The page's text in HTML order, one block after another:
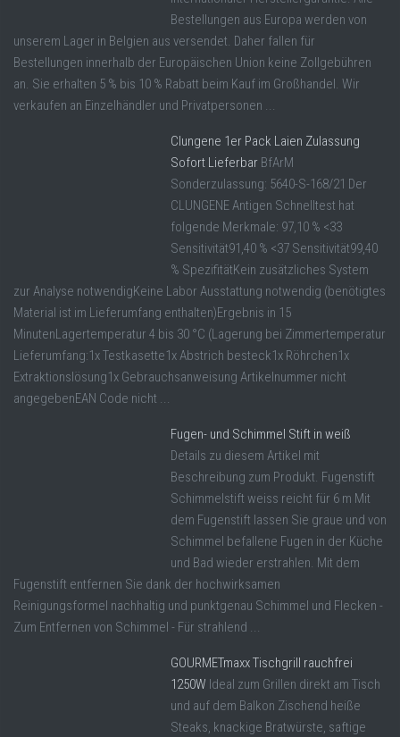
Bestellungen aus Europa werden von
unserem Lager in Belgien aus versendet. Daher fallen für
Bestellungen innerhalb der Europäischen Union keine Zollgebühren
an. Sie erhalten 5 % bis 10 % Rabatt beim Kauf im Großhandel. Wir
verkaufen an Einzelhändler und Privatpersonen ...
Clungene 1er Pack Laien Zulassung
Sofort Lieferbar BfArM
Sonderzulassung: 5640-S-168/21 Der
CLUNGENE Antigen Schnelltest hat
folgende Merkmale: 97,10 % <33
Sensitivität91,40 % <37 Sensitivität99,40
% SpezifitätKein zusätzliches System
zur Analyse notwendigKeine Labor Ausstattung notwendig (benötigtes
Material ist im Lieferumfang enthalten)Ergebnis in 15
MinutenLagertemperatur 4 bis 30 °C (Lagerung bei Zimmertemperatur
Lieferumfang:1x Testkasette1x Abstrich besteck1x Röhrchen1x
Extraktionslösung1x Gebrauchsanweisung Artikelnummer nicht
angegebenEAN Code nicht ...
Fugen- und Schimmel Stift in weiß
Details zu diesem Artikel mit
Beschreibung zum Produkt. Fugenstift
Schimmelstift weiss reicht für 6 m Mit
dem Fugenstift lassen Sie graue und von
Schimmel befallene Fugen in der Küche
und Bad wieder erstrahlen. Mit dem
Fugenstift entfernen Sie dank der hochwirksamen
Reinigungsformel nachhaltig und punktgenau Schimmel und Flecken -
Zum Entfernen von Schimmel - Für strahlend ...
GOURMETmaxx Tischgrill rauchfrei
1250W Ideal zum Grillen direkt am Tisch
und auf dem Balkon Zischend heiße
Steaks, knackige Bratwürste, saftige